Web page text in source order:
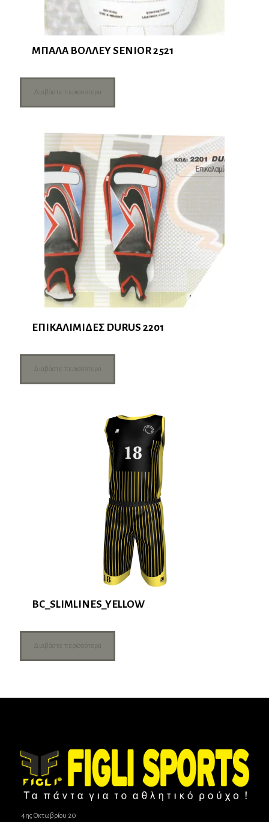
ΜΠΑΛΑ ΒΟΛΛΕΥ SENIOR 2521
Διαβάστε περισσότερα
ΕΠΙΚΑΛΙΜΙΔΕΣ DURUS 2201
Διαβάστε περισσότερα
BC_SLIMLINES_YELLOW
Διαβάστε περισσότερα
4ης Οκτωβρίου 20